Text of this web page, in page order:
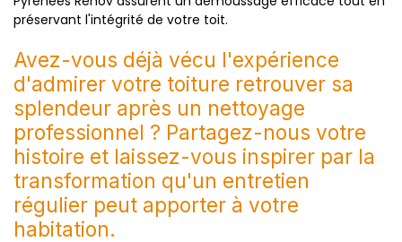
préservant l'intégrité de votre toit.
Avez-vous déjà vécu l'expérience
d'admirer votre toiture retrouver sa
splendeur après un nettoyage
professionnel ? Partagez-nous votre
histoire et laissez-vous inspirer par la
transformation qu'un entretien
régulier peut apporter à votre
habitation.